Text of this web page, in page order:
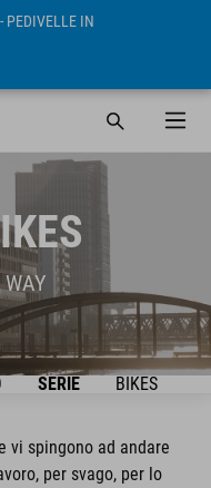
- PEDIVELLE IN
SERIE BIKES
vi spingono ad andare
per svago, per lo